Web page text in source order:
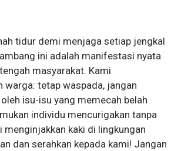
tidur demi menjaga setiap jengkal
ini adalah manifestasi nyata
masyarakat. Kami
warga: tetap waspada, jangan
isu-isu yang memecah belah
individu mencurigakan tanpa
menginjakkan kaki di lingkungan
dan serahkan kepada kami! Jangan